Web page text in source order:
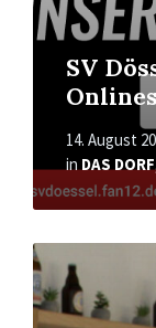
SV
14. August
in DAS DORF
Read
More